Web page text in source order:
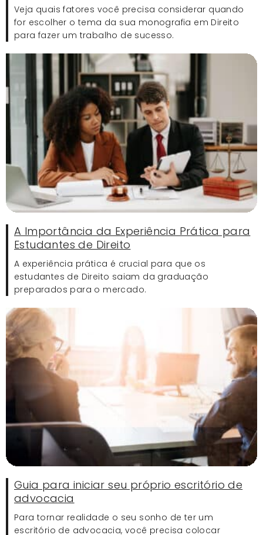
Veja quais fatores você precisa considerar quando
for escolher o tema da sua monografia em Direito
para fazer um trabalho de sucesso.
A Importância da Experiência Prática para
Estudantes de Direito
A experiência prática é crucial para que os
estudantes de Direito saiam da graduação
preparados para o mercado.
Guia para iniciar seu próprio escritório de
advocacia
Para tornar realidade o seu sonho de ter um
escritório de advocacia, você precisa colocar